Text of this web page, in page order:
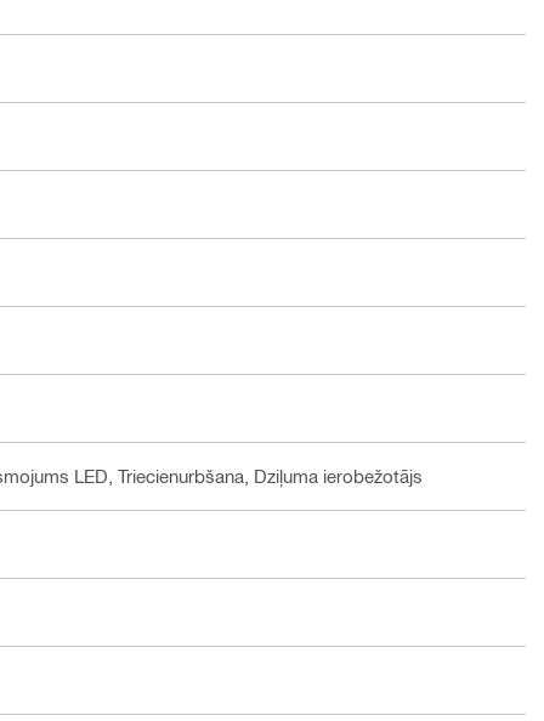
LED, Triecienurbšana, Dziļuma ierobežotājs